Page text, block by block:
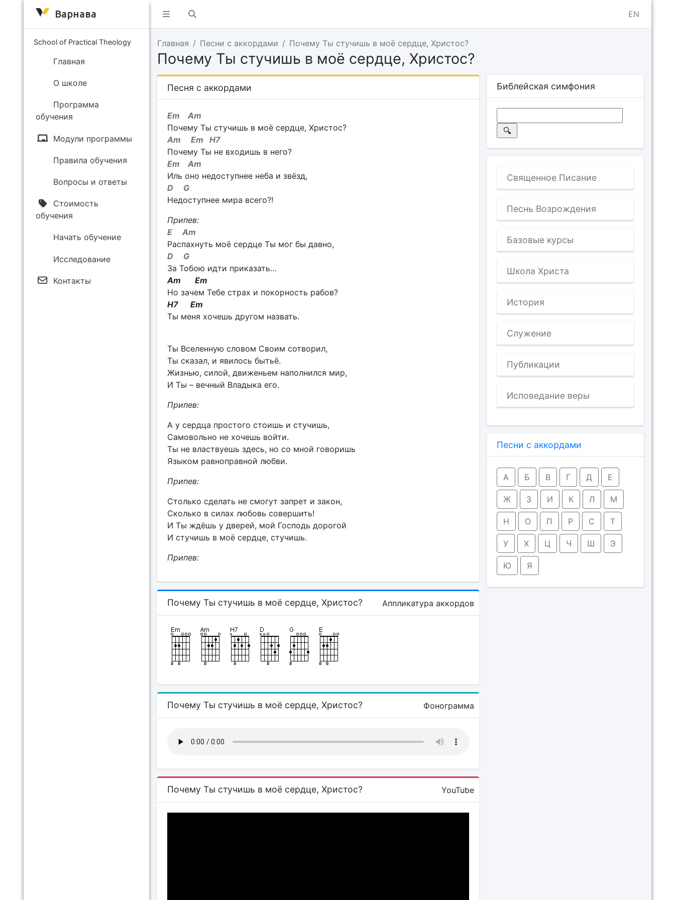
EN
Варнава
School of Practical Theology
Главная
О школе
Программа
обучения
Модули программы
Правила обучения
Вопросы и ответы
Стоимость
обучения
Начать обучение
Исследование
Контакты
Главная Песни с аккордами Почему Ты стучишь в моё сердце, Христос?
Почему Ты стучишь в моё сердце, Христос?
Песня с аккордами
Em Am
Почему Ты стучишь в моё сердце, Христос?
Am Em H7
Почему Ты не входишь в него?
Em Am
Иль оно недоступнее неба и звёзд,
D G
Недоступнее мира всего?!
Припев:
E Am
Распахнуть моё сердце Ты мог бы давно,
D G
За Тобою идти приказать…
Am Em
Но зачем Тебе страх и покорность рабов?
H7 Em
Ты меня хочешь другом назвать.
Ты Вселенную словом Своим сотворил,
Ты сказал, и явилось бытьё.
Жизнью, силой, движеньем наполнился мир,
И Ты – вечный Владыка его.
Припев:
А у сердца простого стоишь и стучишь,
Самовольно не хочешь войти.
Ты не властвуешь здесь, но со мной говоришь
Языком равноправной любви.
Припев:
Столько сделать не смогут запрет и закон,
Сколько в силах любовь совершить!
И Ты ждёшь у дверей, мой Господь дорогой
И стучишь в моё сердце, стучишь.
Припев:
Почему Ты стучишь в моё сердце, Христос? Аппликатура аккордов
Почему Ты стучишь в моё сердце, Христос? Фонограмма
Почему Ты стучишь в моё сердце, Христос? YouTube
Библейская симфония
Священное Писание
Песнь Возрождения
Базовые курсы
Школа Христа
История
Служение
Публикации
Исповедание веры
Песни с аккордами
А Б В Г Д Е
Ж З И К Л М
Н О П Р С Т
У Х Ц Ч Ш Э
Ю Я